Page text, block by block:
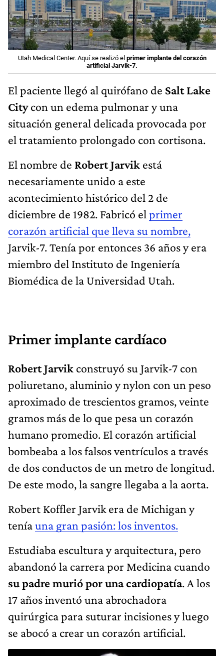
Utah Medical Center. Aquí se realizó el primer implante del corazón
artificial Jarvik-7.
El paciente llegó al quirófano de Salt Lake
Citycon un edema pulmonar y una
situación general delicada provocada por
el tratamiento prolongado con cortisona.
El nombre de Robert Jarvik está
necesariamente unido a este
acontecimiento histórico del 2 de
diciembre de 1982. Fabricó el primer
corazón artificial que lleva su nombre,
Jarvik-7. Tenía por entonces 36 años y era
miembro del Instituto de Ingeniería
Biomédica de la Universidad Utah.
Primer implante cardíaco
Robert Jarvik construyó su Jarvik-7 con
poliuretano, aluminio y nylon con un peso
aproximado de trescientos gramos, veinte
gramos más de lo que pesa un corazón
humano promedio. El corazón artificial
bombeaba a los falsos ventrículos a través
de dos conductos de un metro de longitud.
De este modo, la sangre llegaba a la aorta.
Robert Koffler Jarvik era de Michigan y
teníauna gran pasión: los inventos.
Estudiaba escultura y arquitectura, pero
abandonó la carrera por Medicina cuando
su padre murió por una cardiopatía. A los
17 años inventó una abrochadora
quirúrgica para suturar incisiones y luego
se abocó a crear un corazón artificial.